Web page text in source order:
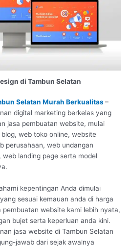
di Tambun Selatan
Selatan Murah Berkualitas–
digital marketing berkelas yang
jasa pembuatan website, mulai
web toko online, website
perusahaan, web undangan
landing page serta model
kepentingan Anda dimulai
sesuai kemauan anda di harga
website kami lebih nyata,
bujet serta keperluan anda kini.
jasa website di Tambun Selatan
jawab dari sejak awalnya